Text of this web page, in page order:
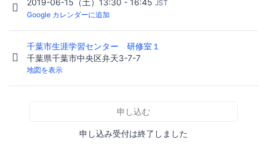
JST
Google カレンダーに追加
千葉市生涯学習センター 研修室１
千葉県千葉市中央区弁天3-7-7
地図を表示
申し込む
申し込み受付は終了しました